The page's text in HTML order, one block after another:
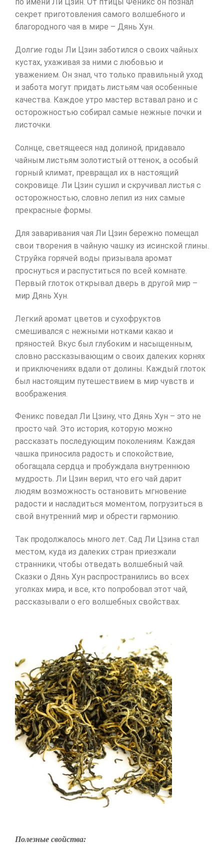
по имени Ли Цзин. От птицы Феникс он познал
секрет приготовления самого волшебного и
благородного чая в мире – Дянь Хун.
Долгие годы Ли Цзин заботился о своих чайных
кустах, ухаживая за ними с любовью и
уважением. Он знал, что только правильный уход
и забота могут придать листьям чая особенные
качества. Каждое утро мастер вставал рано и с
осторожностью собирал самые нежные почки и
листочки.
Солнце, светящееся над долиной, придавало
чайным листьям золотистый оттенок, а особый
горный климат, превращал их в настоящий
сокровище. Ли Цзин сушил и скручивал листья с
осторожностью, словно лепил из них самые
прекрасные формы.
Для заваривания чая Ли Цзин бережно помещал
свои творения в чайную чашку из исинской глины.
Струйка горячей воды призывала аромат
проснуться и распуститься по всей комнате.
Первый глоток открывал дверь в другой мир –
мир Дянь Хун.
Легкий аромат цветов и сухофруктов
смешивался с нежными нотками какао и
пряностей. Вкус был глубоким и насыщенным,
словно рассказывающим о своих далеких корнях
и приключениях вдали от долины. Каждый глоток
был настоящим путешествием в мир чувств и
воображения.
Феникс поведал Ли Цзину, что Дянь Хун – это не
просто чай. Это история, которую можно
рассказать последующим поколениям. Каждая
чашка приносила радость и спокойствие,
обогащала сердца и пробуждала внутреннюю
мудрость. Ли Цзин верил, что его чай дарит
людям возможность остановить мгновение
радости и насладиться моментом, погрузиться в
свой внутренний мир и обрести гармонию.
Так продолжалось много лет. Сад Ли Цзина стал
местом, куда из далеких стран приезжали
странники, чтобы отведать волшебный чай.
Сказки о Дянь Хун распространились во всех
уголках мира, и все, кто попробовал этот чай,
рассказывали о его волшебных свойствах.
Полезные свойства: